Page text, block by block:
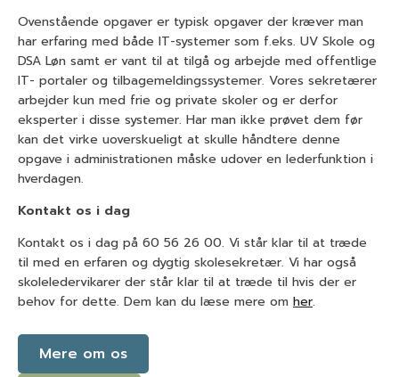
Ovenstående opgaver er typisk opgaver der kræver man
har erfaring med både IT-systemer som f.eks. UV Skole og
DSA Løn samt er vant til at tilgå og arbejde med offentlige
IT- portaler og tilbagemeldingssystemer. Vores sekretærer
arbejder kun med frie og private skoler og er derfor
eksperter i disse systemer. Har man ikke prøvet dem før
kan det virke uoverskueligt at skulle håndtere denne
opgave i administrationen måske udover en lederfunktion i
hverdagen.
Kontakt os i dag
Kontakt os i dag på 60 56 26 00. Vi står klar til at træde
til med en erfaren og dygtig skolesekretær. Vi har også
skoleledervikarer der står klar til at træde til hvis der er
behov for dette. Dem kan du læse mere om her.
Mere om os